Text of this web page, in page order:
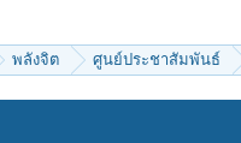
พลังจิต ศูนย์ประชาสัมพันธ์